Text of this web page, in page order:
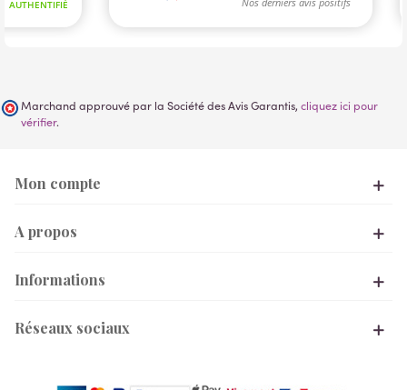
Marchand approuvé par la Société des Avis Garantis, cliquez ici pour
vérifier.
Mon compte
A propos
Informations
Réseaux sociaux